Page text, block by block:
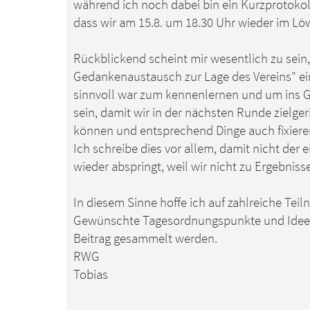
g
während ich noch dabei bin ein
dass wir am 15.8. um 18.30 Uhr wieder im
Rückblickend scheint mir wesentlich zu
Gedankenaustausch zur Lage des Vereins"
sinnvoll war zum kennenlernen und um ins
sein, damit wir in der nächsten Runde
können und entsprechend Dinge auch
Ich schreibe dies vor allem, damit nicht der
wieder abspringt, weil wir nicht zu
In diesem Sinne hoffe ich auf zahlreiche
Gewünschte Tagesordnungspunkte und
Beitrag gesammelt werden.
RWG
Tobias